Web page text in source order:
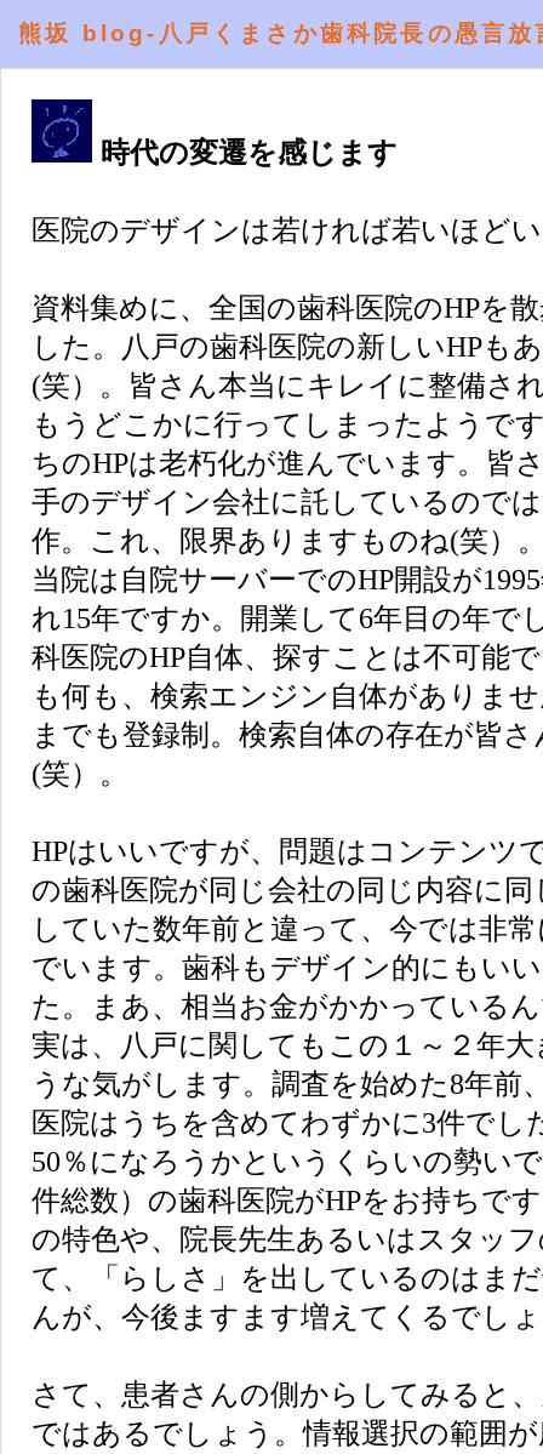
熊坂 blog-八戸くまさか歯科院長の愚言
時代の変遷を感じます
医院のデザインは若ければ若いほど
資料集めに、全国の歯科医院のHPを
した。八戸の歯科医院の新しいHPも
(笑）。皆さん本当にキレイに整備さ
もうどこかに行ってしまったようで
ちのHPは老朽化が進んでいます。皆
手のデザイン会社に託しているので
作。これ、限界ありますものね(笑）
当院は自院サーバーでのHP開設が
れ15年ですか。開業して6年目の年で
科医院のHP自体、探すことは不可能
も何も、検索エンジン自体がありま
までも登録制。検索自体の存在が皆
(笑）。
HPはいいですが、問題はコンテンツ
の歯科医院が同じ会社の同じ内容に
していた数年前と違って、今では非
でいます。歯科もデザイン的にもい
た。まあ、相当お金がかかっている
実は、八戸に関してもこの１～２年
うな気がします。調査を始めた8年前
医院はうちを含めてわずかに3件でし
50％になろうかというくらいの勢い
件総数）の歯科医院がHPをお持ちで
の特色や、院長先生あるいはスタッ
て、「らしさ」を出しているのはま
んが、今後ますます増えてくるでし
さて、患者さんの側からしてみると
ではあるでしょう。情報選択の範囲